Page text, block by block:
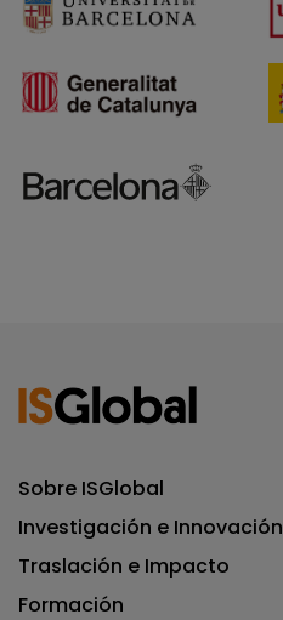
Sobre ISGlobal
Investigación e Innovación
Traslación e Impacto
Formación